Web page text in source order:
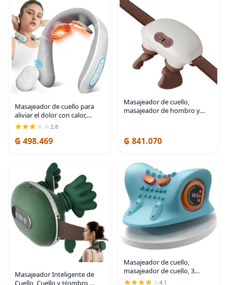
Masajeador de cuello para
aliviar el dolor con calor,
portátil, pulso eléctrico, tejido
profundo, punto de
activación, masajeador
2.8
₲ 498.469
Masajeador de cuello,
masajeador de hombro y
masaje para hombro cuello
inferior abdominal
₲ 841.070
Masajeador Inteligente de
Cuello, Cuello y Hombro,
Masajeador de cuello,
masajeador de cuello, 3
modos de almohada eléctrica
4.1